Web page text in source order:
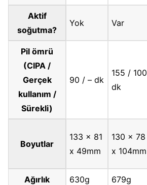
Aktif
soğutma?
Yok Var
Pil ömrü
(CIPA /
Gerçek
kullanım /
Sürekli)
90 / – dk
155 / 100
dk
Boyutlar
133 x 81
x 49mm
130 x 78
x 104mm
Ağırlık 630g 679g